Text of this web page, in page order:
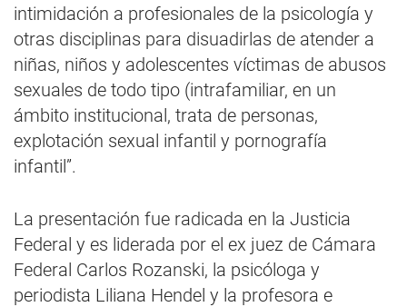
intimidación a profesionales de la psicología y
otras disciplinas para disuadirlas de atender a
niñas, niños y adolescentes víctimas de abusos
sexuales de todo tipo (intrafamiliar, en un
ámbito institucional, trata de personas,
explotación sexual infantil y pornografía
infantil”.
La presentación fue radicada en la Justicia
Federal y es liderada por el ex juez de Cámara
Federal Carlos Rozanski, la psicóloga y
periodista Liliana Hendel y la profesora e